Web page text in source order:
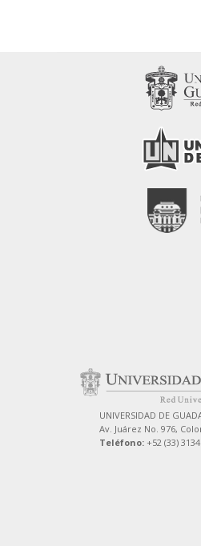
UNIVERSIDAD DE
Av. Juárez No. 976,
Teléfono: +52 (33)